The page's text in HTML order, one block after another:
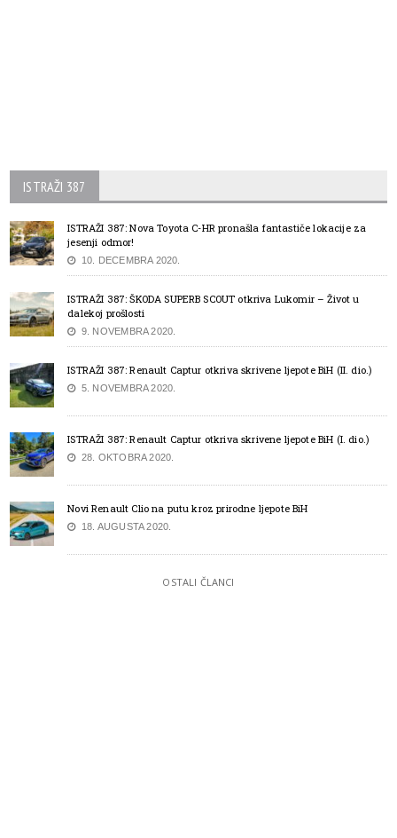
ISTRAŽI 387
ISTRAŽI 387: Nova Toyota C-HR pronašla fantastiče lokacije za
jesenji odmor!
10. DECEMBRA 2020.
ISTRAŽI 387: ŠKODA SUPERB SCOUT otkriva Lukomir – Život u
dalekoj prošlosti
9. NOVEMBRA 2020.
ISTRAŽI 387: Renault Captur otkriva skrivene ljepote BiH (II. dio.)
5. NOVEMBRA 2020.
ISTRAŽI 387: Renault Captur otkriva skrivene ljepote BiH (I. dio.)
28. OKTOBRA 2020.
Novi Renault Clio na putu kroz prirodne ljepote BiH
18. AUGUSTA 2020.
OSTALI ČLANCI